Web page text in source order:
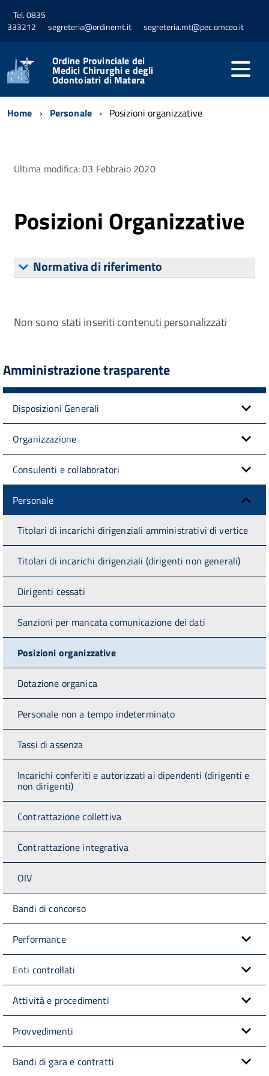
Tel. 0835
333212
segreteria@ordinemt.it segreteria.mt@pec.omceo.it
Ordine Provinciale dei
Medici Chirurghi e degli
Odontoiatri di Matera
Home Personale Posizioni organizzative
Ultima modifica: 03 Febbraio 2020
Posizioni Organizzative
Normativa di riferimento
Non sono stati inseriti contenuti personalizzati
Amministrazione trasparente
Disposizioni Generali
Organizzazione
Consulenti e collaboratori
Personale
Titolari di incarichi dirigenziali amministrativi di vertice
Titolari di incarichi dirigenziali (dirigenti non generali)
Dirigenti cessati
Sanzioni per mancata comunicazione dei dati
Posizioni organizzative
Dotazione organica
Personale non a tempo indeterminato
Tassi di assenza
Incarichi conferiti e autorizzati ai dipendenti (dirigenti e
non dirigenti)
Contrattazione collettiva
Contrattazione integrativa
OIV
Bandi di concorso
Performance
Enti controllati
Attività e procedimenti
Provvedimenti
Bandi di gara e contratti